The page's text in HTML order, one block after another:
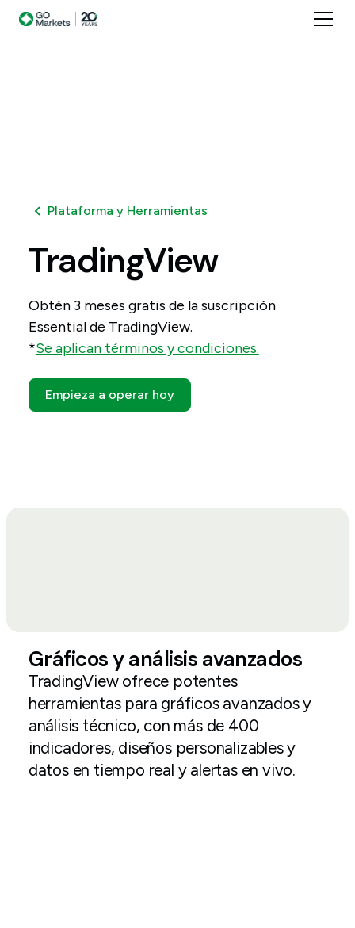
Plataforma y Herramientas
TradingView
Obtén 3 meses gratis de la suscripción
Essential de TradingView.
*Se aplican términos y condiciones.
Empieza a operar hoy
Gráficos y análisis avanzados
TradingView ofrece potentes
herramientas para gráficos avanzados y
análisis técnico, con más de 400
indicadores, diseños personalizables y
datos en tiempo real y alertas en vivo.